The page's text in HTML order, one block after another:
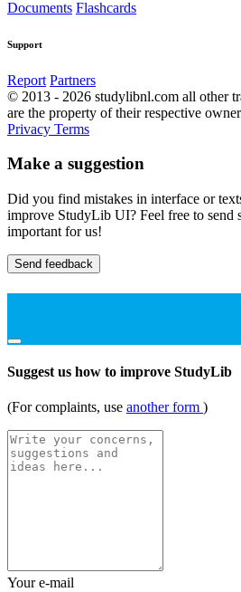
Documents Flashcards
Support
Report Partners
© 2013 - 2026 studylibnl.com all other
are the property of their respective
Privacy Terms
Make a suggestion
Did you find mistakes in interface or
improve StudyLib UI? Feel free to send
important for us!
Send feedback
Suggest us how to improve StudyLib
(For complaints, use another form )
Your e-mail